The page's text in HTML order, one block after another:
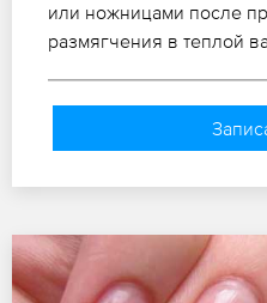
или ножницами после
размягчения в теплой